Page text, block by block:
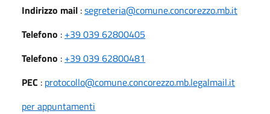
Indirizzo mail :segreteria@comune.concorezzo.mb.it
Telefono : +39 039 62800405
Telefono : +39 039 62800481
PEC : protocollo@comune.concorezzo.mb.legalmail.it
per appuntamenti